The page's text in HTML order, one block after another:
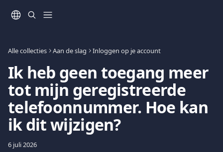
Alle collecties Aan de slag Inloggen op je account
Ik heb geen toegang meer
tot mijn geregistreerde
telefoonnummer. Hoe kan
ik dit wijzigen?
6 juli 2026